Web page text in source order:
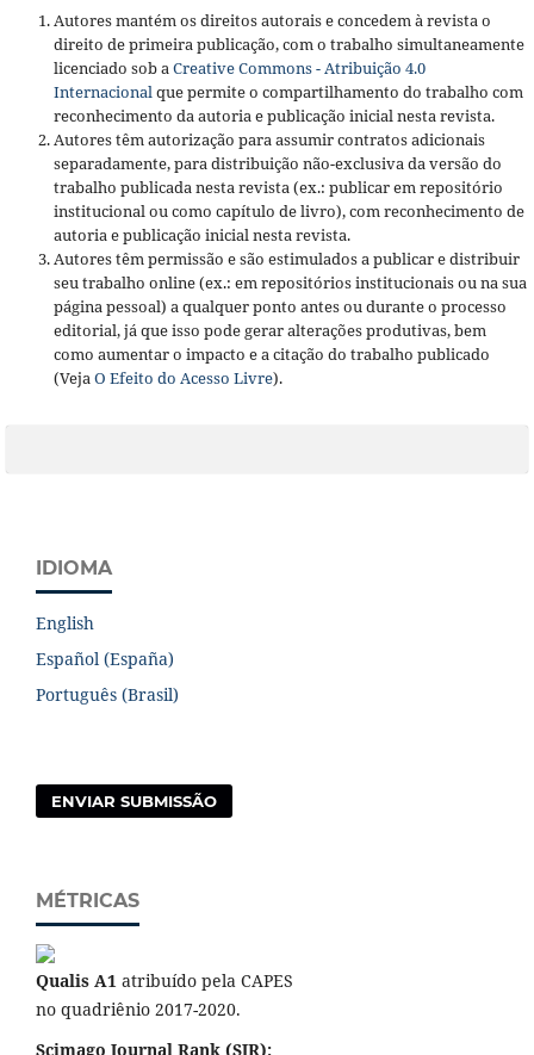
Autores mantém os direitos autorais e concedem à revista o
direito de primeira publicação, com o trabalho simultaneamente
licenciado sob aCreative Commons - Atribuição 4.0
Internacionalque permite o compartilhamento do trabalho com
reconhecimento da autoria e publicação inicial nesta revista.
Autores têm autorização para assumir contratos adicionais
separadamente, para distribuição não-exclusiva da versão do
trabalho publicada nesta revista (ex.: publicar em repositório
institucional ou como capítulo de livro), com reconhecimento de
autoria e publicação inicial nesta revista.
Autores têm permissão e são estimulados a publicar e distribuir
seu trabalho online (ex.: em repositórios institucionais ou na sua
página pessoal) a qualquer ponto antes ou durante o processo
editorial, já que isso pode gerar alterações produtivas, bem
como aumentar o impacto e a citação do trabalho publicado
(VejaO Efeito do Acesso Livre).
IDIOMA
English
Español (España)
Português (Brasil)
ENVIAR SUBMISSÃO
MÉTRICAS
Qualis A1 atribuído pela CAPES
no quadriênio 2017-2020.
Scimago Journal Rank (SJR):